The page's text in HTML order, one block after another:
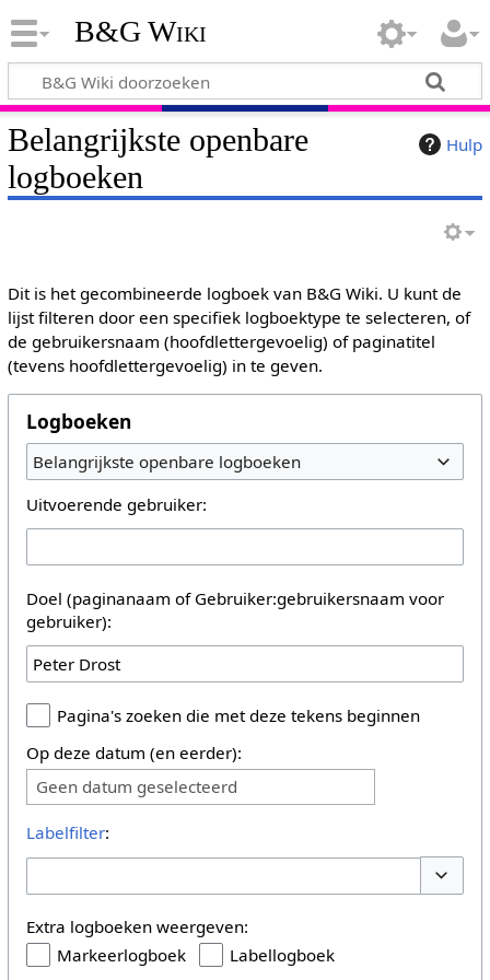
B&G Wiki
Hulp
Belangrijkste openbare
logboeken
Dit is het gecombineerde logboek van B&G Wiki. U kunt de
lijst filteren door een specifiek logboektype te selecteren, of
de gebruikersnaam (hoofdlettergevoelig) of paginatitel
(tevens hoofdlettergevoelig) in te geven.
Logboeken
Belangrijkste openbare logboeken
Uitvoerende gebruiker:
Doel (paginanaam of Gebruiker:gebruikersnaam voor
gebruiker):
Pagina's zoeken die met deze tekens beginnen
Op deze datum (en eerder):
Geen datum geselecteerd
Labelfilter:
Extra logboeken weergeven:
Markeerlogboek
Labellogboek